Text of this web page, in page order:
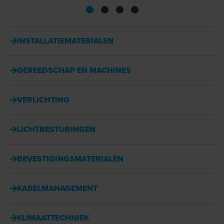
INSTALLATIEMATERIALEN
GEREEDSCHAP EN MACHINES
VERLICHTING
LICHTBESTURINGEN
BEVESTIGINGSMATERIALEN
KABELMANAGEMENT
KLIMAATTECHNIEK